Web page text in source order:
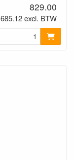
829.00
685.12 excl. BTW